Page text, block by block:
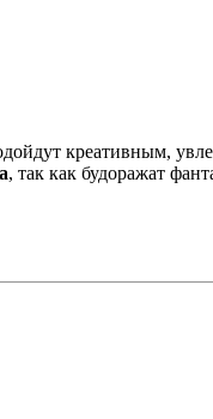
креативным,
, так как будоражат